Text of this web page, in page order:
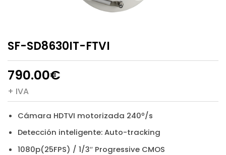
SF-SD8630IT-FTVI
790.00€
+ IVA
Cámara HDTVI motorizada 240º/s
Detección inteligente: Auto-tracking
1080p(25FPS) / 1/3″ Progressive CMOS